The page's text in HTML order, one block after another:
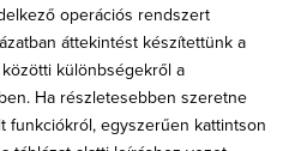
operációs rendszert
áttekintést készítettünk a
különbségekről a
Ha részletesebben szeretne
funkciókról, egyszerűen kattintson